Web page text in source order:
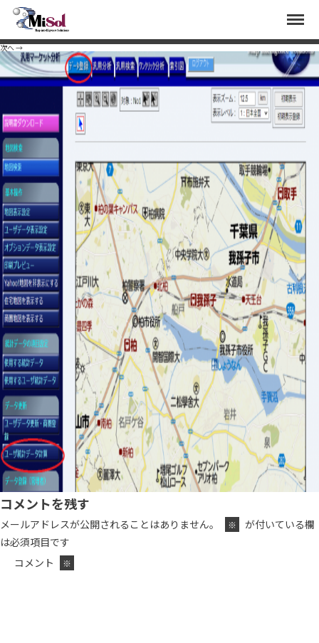
user1
2020年11月2日
見る.
次へ →
コメントを残す
メールアドレスが公開されることはありません。 ※
が付いている欄
は必須項目です
コメント
※